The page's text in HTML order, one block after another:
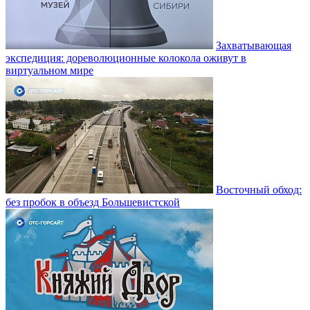
Захватывающая
экспедиция: дореволюционные колокола оживут в
виртуальном мире
Восточный обход:
без пробок в объезд Большевистской